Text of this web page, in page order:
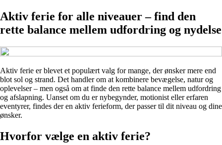
Aktiv ferie for alle niveauer – find den
rette balance mellem udfordring og nydelse
Aktiv ferie er blevet et populært valg for mange, der ønsker mere end
blot sol og strand. Det handler om at kombinere bevægelse, natur og
oplevelser – men også om at finde den rette balance mellem udfordring
og afslapning. Uanset om du er nybegynder, motionist eller erfaren
eventyrer, findes der en aktiv ferieform, der passer til dit niveau og dine
ønsker.
Hvorfor vælge en aktiv ferie?